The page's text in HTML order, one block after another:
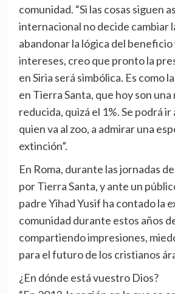
comunidad. “Si las cosas siguen
internacional no decide cambiar
abandonar la lógica del beneficio
intereses, creo que pronto la
en Siria será simbólica. Es como
en Tierra Santa, que hoy son una
reducida, quizá el 1%. Se podrá ir
quien va al zoo, a admirar una
extinción”.
En Roma, durante las jornadas
por Tierra Santa, y ante un
padre Yihad Yusif ha contado la
comunidad durante estos años
compartiendo impresiones,
para el futuro de los cristianos
¿En dónde está vuestro Dios?